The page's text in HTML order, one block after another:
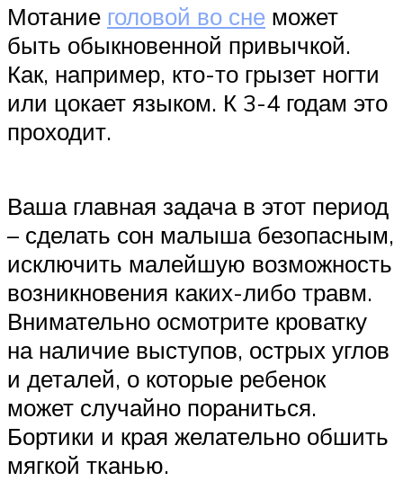
Мотание головой во сне может
быть обыкновенной привычкой.
Как, например, кто-то грызет ногти
или цокает языком. К 3-4 годам это
проходит.
Ваша главная задача в этот период
– сделать сон малыша безопасным,
исключить малейшую возможность
возникновения каких-либо травм.
Внимательно осмотрите кроватку
на наличие выступов, острых углов
и деталей, о которые ребенок
может случайно пораниться.
Бортики и края желательно обшить
мягкой тканью.